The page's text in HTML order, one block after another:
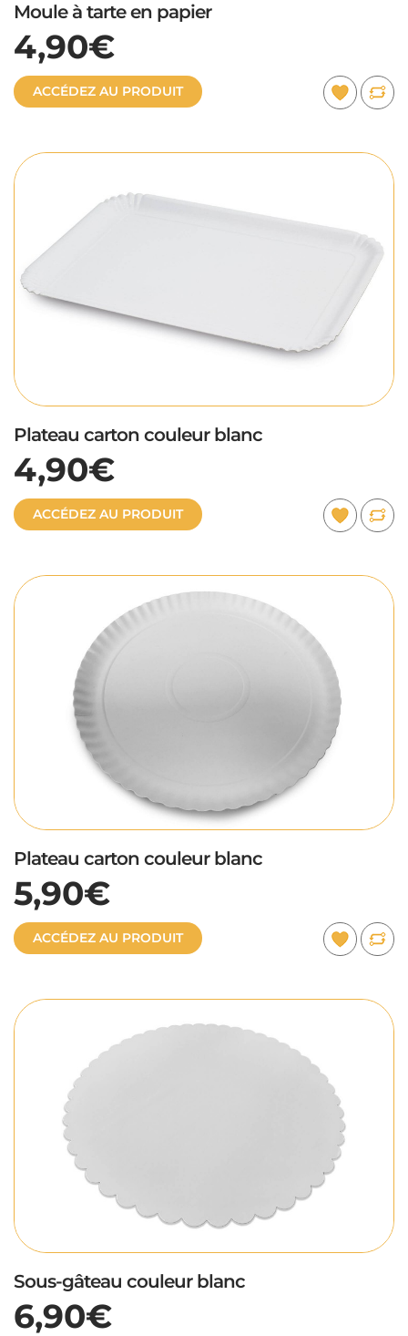
Moule à tarte en papier
4,90€
ACCÉDEZ AU PRODUIT
Plateau carton couleur blanc
4,90€
ACCÉDEZ AU PRODUIT
Plateau carton couleur blanc
5,90€
ACCÉDEZ AU PRODUIT
Sous-gâteau couleur blanc
6,90€